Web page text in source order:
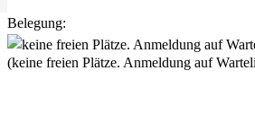
Belegung:
(keine freien Plätze. Anmeldung auf